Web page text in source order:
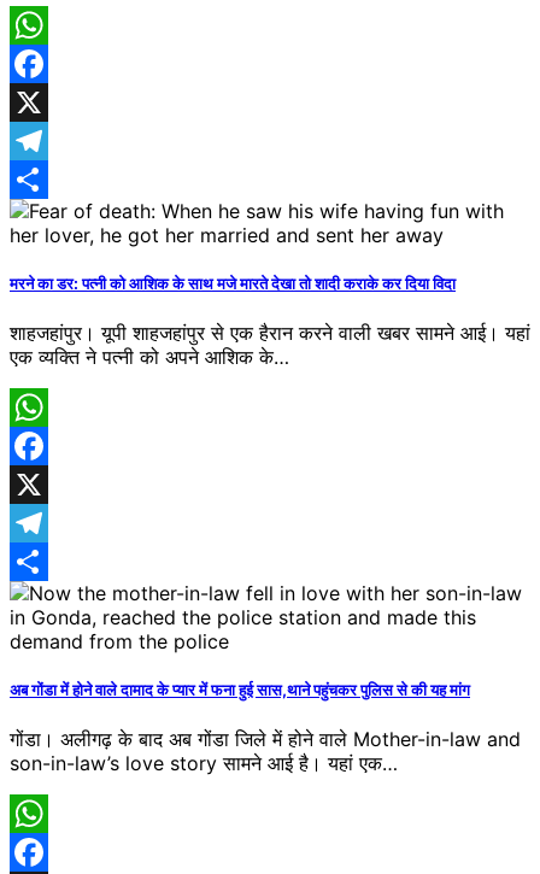
WhatsApp
Facebook
X
Telegram
Share
मरने का डर: पत्नी को आशिक के साथ मजे मारते देखा तो शादी कराके कर दिया विदा
शाहजहांपुर। यूपी शाहजहांपुर से एक ​हैरान करने वाली खबर सामने आई। यहां
एक व्यक्ति ने पत्नी को अपने आशिक के…
WhatsApp
Facebook
X
Telegram
Share
अब गोंडा में होने वाले दामाद के प्यार में फना हुई सास,थाने पहुंचकर पुलिस से की यह मांग
गोंडा। अलीगढ़ के बाद अब गोंडा जिले में होने वाले Mother-in-law and
son-in-law’s love story सामने आई है। यहां एक…
WhatsApp